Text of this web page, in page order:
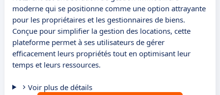
moderne qui se positionne comme une option attrayante
pour les propriétaires et les gestionnaires de biens.
Conçue pour simplifier la gestion des locations, cette
plateforme permet à ses utilisateurs de gérer
efficacement leurs propriétés tout en optimisant leur
temps et leurs ressources.
Voir plus de détails